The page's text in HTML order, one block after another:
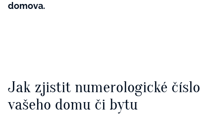
domova.
Jak zjistit numerologické číslo
vašeho domu či bytu